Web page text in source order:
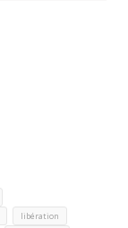
libération